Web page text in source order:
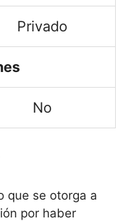
Privado
No
que se otorga a
por haber